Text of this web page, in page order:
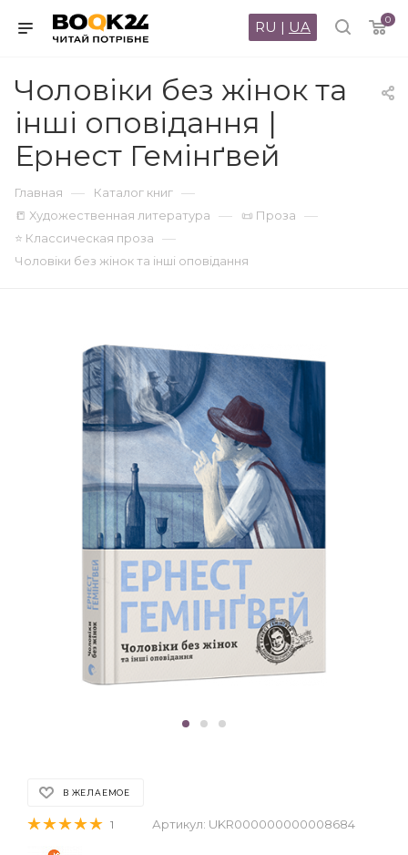
0
RU | UA
Чоловіки без жінок та
інші оповідання |
Ернест Гемінґвей
Главная — Каталог книг —
📒 Художественная литература — 📜 Проза —
⭐ Классическая проза —
Чоловіки без жінок та інші оповідання
В ЖЕЛАЕМОЕ
1 Артикул: UKR000000000008684